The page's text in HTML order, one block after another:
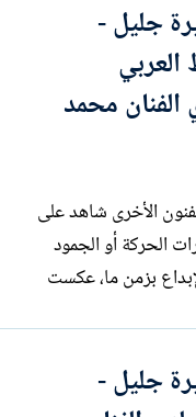
وكمامات كورونا .....،
كيف تحافظ على
جليل -
الفنان محمد
الأخرى شاهد على
الحركة أو الجمود
بزمن ما، عكست
مرحلة تخلف، لكن
جليل -